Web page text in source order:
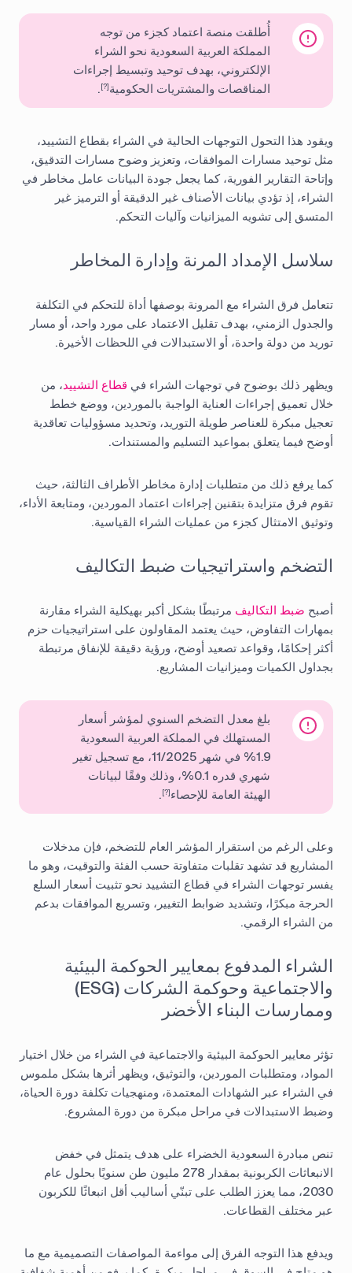
أُطلقت منصة اعتماد كجزء من توجه
المملكة العربية السعودية نحو الشراء
الإلكتروني، بهدف توحيد وتبسيط إجراءات
المناقصات والمشتريات الحكومية [?]
.
ويقود هذا التحول التوجهات الحالية في الشراء بقطاع التشييد،
مثل توحيد مسارات الموافقات، وتعزيز وضوح مسارات التدقيق،
وإتاحة التقارير الفورية، كما يجعل جودة البيانات عامل مخاطر في
الشراء، إذ تؤدي بيانات الأصناف غير الدقيقة أو الترميز غير
المتسق إلى تشويه الميزانيات وآليات التحكم.
سلاسل الإمداد المرنة وإدارة المخاطر
تتعامل فرق الشراء مع المرونة بوصفها أداة للتحكم في التكلفة
والجدول الزمني، بهدف تقليل الاعتماد على مورد واحد، أو مسار
توريد من دولة واحدة، أو الاستبدالات في اللحظات الأخيرة.
ويظهر ذلك بوضوح في توجهات الشراء في قطاع التشييد، من
خلال تعميق إجراءات العناية الواجبة بالموردين، ووضع خطط
تعجيل مبكرة للعناصر طويلة التوريد، وتحديد مسؤوليات تعاقدية
أوضح فيما يتعلق بمواعيد التسليم والمستندات.
كما يرفع ذلك من متطلبات إدارة مخاطر الأطراف الثالثة، حيث
تقوم فرق متزايدة بتقنين إجراءات اعتماد الموردين، ومتابعة الأداء،
وتوثيق الامتثال كجزء من عمليات الشراء القياسية.
التضخم واستراتيجيات ضبط التكاليف
أصبح ضبط التكاليف مرتبطًا بشكل أكبر بهيكلية الشراء مقارنة
بمهارات التفاوض، حيث يعتمد المقاولون على استراتيجيات حزم
أكثر إحكامًا، وقواعد تصعيد أوضح، ورؤية دقيقة للإنفاق مرتبطة
بجداول الكميات وميزانيات المشاريع.
بلغ معدل التضخم السنوي لمؤشر أسعار
المستهلك في المملكة العربية السعودية
1.9% في شهر 11/2025، مع تسجيل تغير
شهري قدره 0.1%، وذلك وفقًا لبيانات
الهيئة العامة للإحصاء [?]
.
وعلى الرغم من استقرار المؤشر العام للتضخم، فإن مدخلات
المشاريع قد تشهد تقلبات متفاوتة حسب الفئة والتوقيت، وهو ما
يفسر توجهات الشراء في قطاع التشييد نحو تثبيت أسعار السلع
الحرجة مبكرًا، وتشديد ضوابط التغيير، وتسريع الموافقات بدعم
من الشراء الرقمي.
الشراء المدفوع بمعايير الحوكمة البيئية
والاجتماعية وحوكمة الشركات (ESG)
وممارسات البناء الأخضر
تؤثر معايير الحوكمة البيئية والاجتماعية في الشراء من خلال اختيار
المواد، ومتطلبات الموردين، والتوثيق، ويظهر أثرها بشكل ملموس
في الشراء عبر الشهادات المعتمدة، ومنهجيات تكلفة دورة الحياة،
وضبط الاستبدالات في مراحل مبكرة من دورة المشروع.
تنص مبادرة السعودية الخضراء على هدف يتمثل في خفض
الانبعاثات الكربونية بمقدار 278 مليون طن سنويًا بحلول عام
2030، مما يعزز الطلب على تبنّي أساليب أقل انبعاثًا للكربون
عبر مختلف القطاعات.
ويدفع هذا التوجه الفرق إلى مواءمة المواصفات التصميمية مع ما